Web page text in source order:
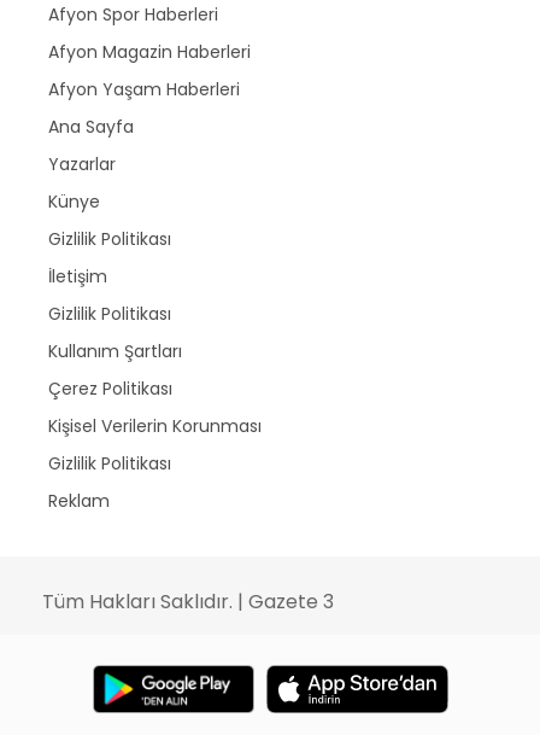
Afyon Spor Haberleri
Afyon Magazin Haberleri
Afyon Yaşam Haberleri
Ana Sayfa
Yazarlar
Künye
Gizlilik Politikası
İletişim
Gizlilik Politikası
Kullanım Şartları
Çerez Politikası
Kişisel Verilerin Korunması
Gizlilik Politikası
Reklam
Tüm Hakları Saklıdır. | Gazete 3